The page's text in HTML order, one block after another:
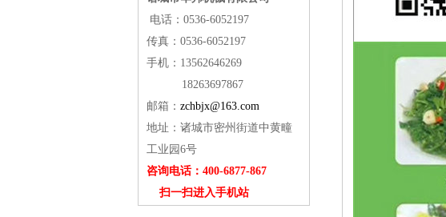
电话：0536-6052197
传真：0536-6052197
手机：13562646269
18263697867
邮箱： zchbjx@163.com
地址：诸城市密州街道中黄疃
工业园6号
咨询电话：400-6877-867
扫一扫进入手机站